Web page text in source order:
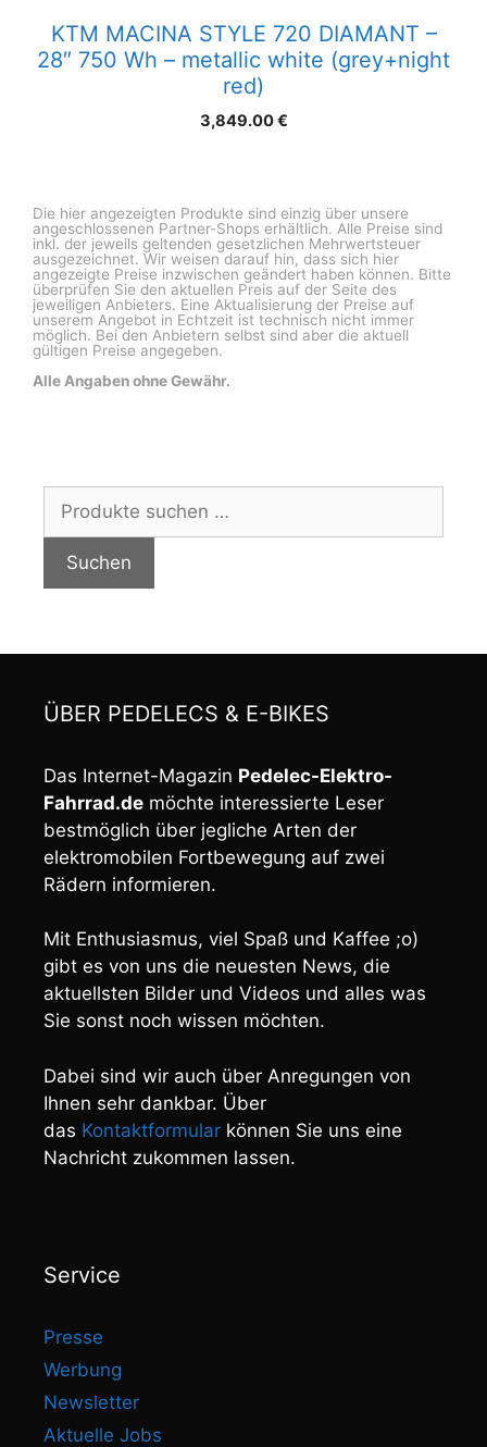
KTM MACINA STYLE 720 DIAMANT –
28″ 750 Wh – metallic white (grey+night
red)
3,849.00€
Die hier angezeigten Produkte sind einzig über unsere
angeschlossenen Partner-Shops erhältlich. Alle Preise sind
inkl. der jeweils geltenden gesetzlichen Mehrwertsteuer
ausgezeichnet. Wir weisen darauf hin, dass sich hier
angezeigte Preise inzwischen geändert haben können. Bitte
überprüfen Sie den aktuellen Preis auf der Seite des
jeweiligen Anbieters. Eine Aktualisierung der Preise auf
unserem Angebot in Echtzeit ist technisch nicht immer
möglich. Bei den Anbietern selbst sind aber die aktuell
gültigen Preise angegeben.
Alle Angaben ohne Gewähr.
nach:
Suchen
ÜBER PEDELECS & E-BIKES
Das Internet-Magazin Pedelec-Elektro-
Fahrrad.de möchte interessierte Leser
bestmöglich über jegliche Arten der
elektromobilen Fortbewegung auf zwei
Rädern informieren.
Mit Enthusiasmus, viel Spaß und Kaffee ;o)
gibt es von uns die neuesten News, die
aktuellsten Bilder und Videos und alles was
Sie sonst noch wissen möchten.
Dabei sind wir auch über Anregungen von
Ihnen sehr dankbar. Über
das Kontaktformular können Sie uns eine
Nachricht zukommen lassen.
Service
Presse
Werbung
Newsletter
Aktuelle Jobs